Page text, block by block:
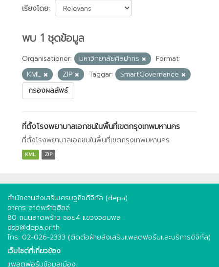
เรียงโดย
พบ 1 ชุดข้อมูล
Organisationer: มหาวิทยาลัยศิลปากร
Format:
KML
ZIP Taggar:
SmartGovernance
กรองผลลัพธ์
ที่ตั้งโรงพยาบาลเอกชนในพื้นที่เขตกรุงเทพมหานคร
ที่ตั้งโรงพยาบาลเอกชนในพื้นที่เขตกรุงเทพมหานคร
KML ZIP
สำนักงานส่งเสริมเศรษฐกิจดิจิทัล (depa)
อาคาร ลาดพร้าวฮิลล์
80 ถนนลาดพร้าว ซอย4 แขวงจอมพล
dsp@depa.or.th
โทร. 02-026-2333 (ติดต่อฝ่ายส่งเสริมแพลตฟอร์มและบริการดิจิทัล)
เว็บไซต์ที่เกี่ยวข้อง
แพลตฟอร์มข้อมูลเมือง